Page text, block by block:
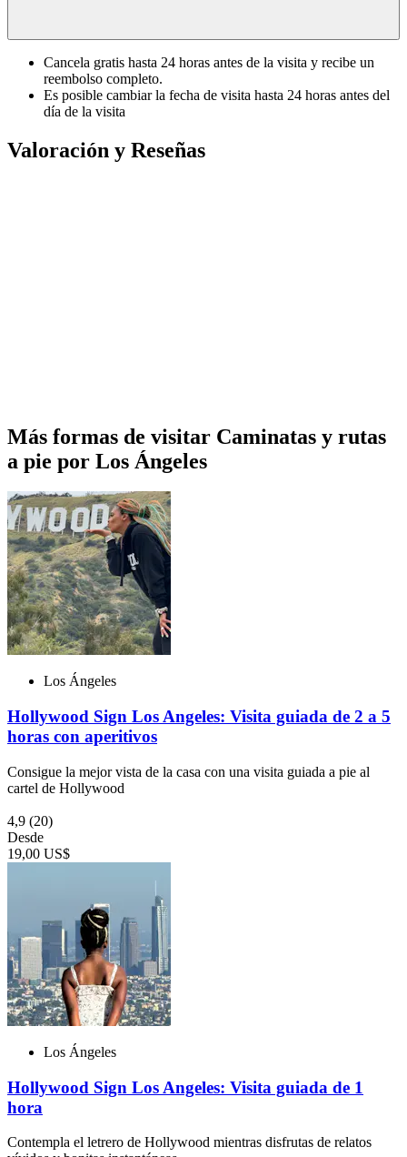
Cancela gratis hasta 24 horas antes de la visita y recibe un
reembolso completo.
Es posible cambiar la fecha de visita hasta 24 horas antes del
día de la visita
Valoración y Reseñas
Más formas de visitar Caminatas y rutas
a pie por Los Ángeles
Los Ángeles
Hollywood Sign Los Angeles: Visita guiada de 2 a 5
horas con aperitivos
Consigue la mejor vista de la casa con una visita guiada a pie al
cartel de Hollywood
4,9 (20)
Desde
19,00 US$
Los Ángeles
Hollywood Sign Los Angeles: Visita guiada de 1
hora
Contempla el letrero de Hollywood mientras disfrutas de relatos